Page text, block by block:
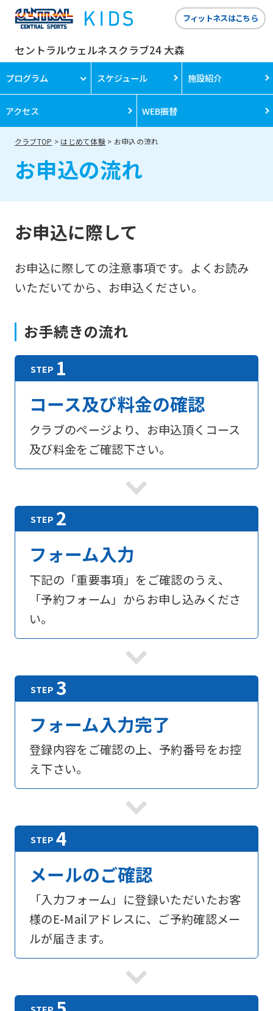
セントラルウェルネスクラブ24 大森
フィットネスはこちら
プログラム スケジュール 施設紹介
アクセス WEB振替
クラブTOP はじめて体験 お申込の流れ
お申込の流れ
お申込に際して
お申込に際しての注意事項です。よくお読み
いただいてから、お申込ください。
お手続きの流れ
コース及び料金の確認
クラブのページより、お申込頂くコース
及び料金をご確認下さい。
フォーム入力
下記の「重要事項」をご確認のうえ、
「予約フォーム」からお申し込みくださ
い。
フォーム入力完了
登録内容をご確認の上、予約番号をお控
え下さい。
メールのご確認
「入力フォーム」に登録いただいたお客
様のE-Mailアドレスに、ご予約確認メー
ルが届きます。
For